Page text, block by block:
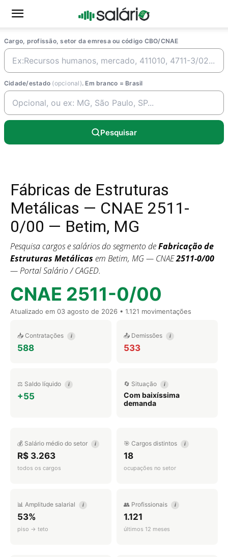
Cargo, profissão, setor da emresa ou código CBO/CNAE
Cidade/estado (opcional). Em branco = Brasil
Pesquisar
Fábricas de Estruturas
Metálicas — CNAE 2511-
0/00 — Betim, MG
Pesquisa cargos e salários do segmento deFabricação de
Estruturas Metálicas em Betim, MG — CNAE2511-0/00
— Portal Salário / CAGED.
CNAE 2511-0/00
Atualizado em 03 agosto de 2026 • 1.121 movimentações
📥 Contratações i
588
📤 Demissões i
533
⚖️ Saldo líquido i
+55
🔄 Situação i
Com baixíssima
demanda
💰 Salário médio do setor i
R$ 3.263
todos os cargos
🎯 Cargos distintos i
18
ocupações no setor
📊 Amplitude salarial i
53%
piso → teto
👥 Profissionais i
1.121
últimos 12 meses